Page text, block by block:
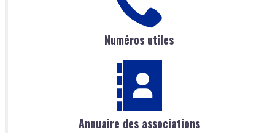
Numéros utiles
Annuaire des associations